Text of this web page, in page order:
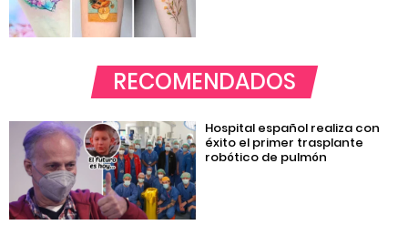
RECOMENDADOS
Hospital español realiza con
éxito el primer trasplante
robótico de pulmón